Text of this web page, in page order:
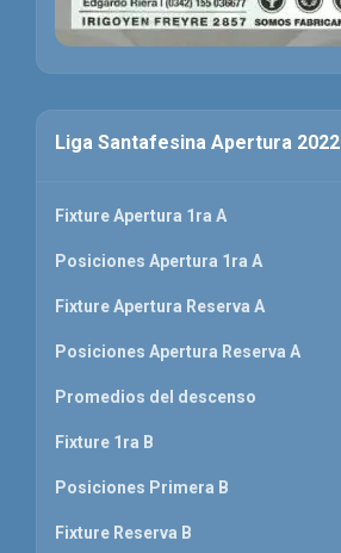
Liga Santafesina Apertura 2022
Fixture Apertura 1ra A
Posiciones Apertura 1ra A
Fixture Apertura Reserva A
Posiciones Apertura Reserva A
Promedios del descenso
Fixture 1ra B
Posiciones Primera B
Fixture Reserva B